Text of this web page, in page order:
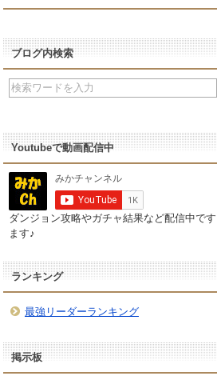
ブログ内検索
Youtubeで動画配信中
ダンジョン攻略やガチャ結果など配信中で
ます♪
ランキング
最強リーダーランキング
掲示板